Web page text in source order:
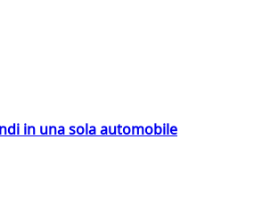
in una sola automobile